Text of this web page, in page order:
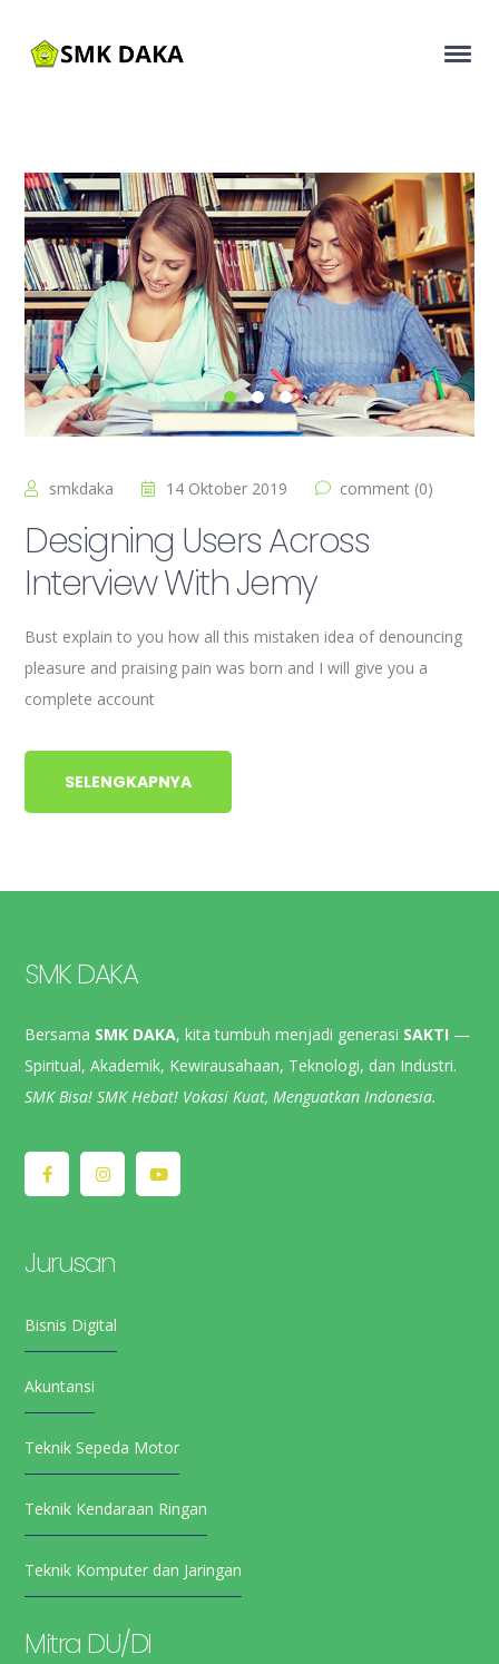
smkdaka 14 Oktober 2019 comment (0)
Designing Users Across
Interview With Jemy
Bust explain to you how all this mistaken idea of denouncing
pleasure and praising pain was born and I will give you a
complete account
SELENGKAPNYA
SMK DAKA
Bersama SMK DAKA, kita tumbuh menjadi generasi SAKTI —
Spiritual, Akademik, Kewirausahaan, Teknologi, dan Industri.
SMK Bisa! SMK Hebat! Vokasi Kuat, Menguatkan Indonesia.
Jurusan
Bisnis Digital
Akuntansi
Teknik Sepeda Motor
Teknik Kendaraan Ringan
Teknik Komputer dan Jaringan
Mitra DU/DI